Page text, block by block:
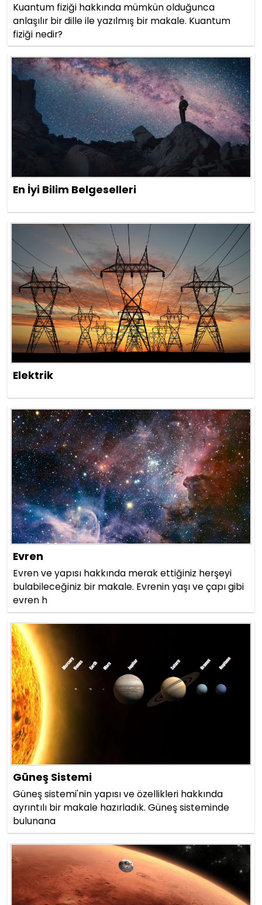
Kuantum fiziği hakkında mümkün olduğunca
anlaşılır bir dille ile yazılmış bir makale. Kuantum
fiziği nedir?
En İyi Bilim Belgeselleri
Elektrik
Evren
Evren ve yapısı hakkında merak ettiğiniz herşeyi
bulabileceğiniz bir makale. Evrenin yaşı ve çapı gibi
evren h
Güneş Sistemi
Güneş sistemi'nin yapısı ve özellikleri hakkında
ayrıntılı bir makale hazırladık. Güneş sisteminde
bulunana